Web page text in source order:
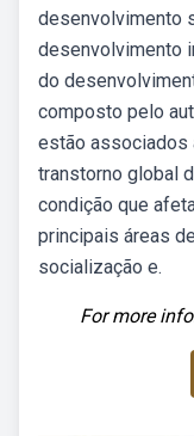
desenvolvimento
desenvolvimento
do
composto pelo
estão associados
transtorno global
condição que
principais áreas
socialização e.
For more